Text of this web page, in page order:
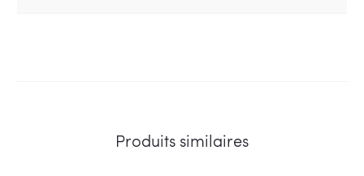
Produits similaires